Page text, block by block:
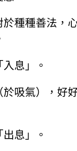
種種善法，
息」。
吸氣），好
息」。